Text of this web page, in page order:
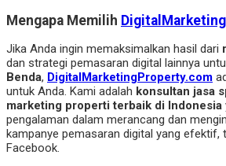
Mengapa Memilih
Jika Anda ingin memaksimalkan hasil dari
dan strategi pemasaran digital lainnya
Benda, DigitalMarketingProperty.com
untuk Anda. Kami adalah konsultan jasa
marketing properti terbaik di Indonesia
pengalaman dalam merancang dan
kampanye pemasaran digital yang efektif,
Facebook.